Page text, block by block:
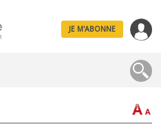
JE M'ABONNE